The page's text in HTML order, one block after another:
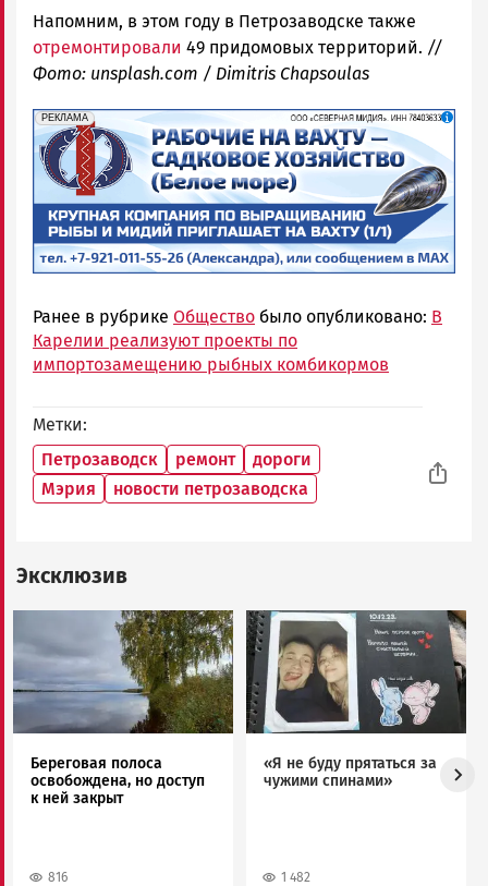
Напомним, в этом году в Петрозаводске также
отремонтировали 49 придомовых территорий. //
Фото: unsplash.com / Dimitris Chapsoulas
erid: 2SDnjf467GP
РЕКЛАМА
Реклама
Ранее в рубрике Общество было опубликовано: В
Карелии реализуют проекты по
импортозамещению рыбных комбикормов
Метки
Петрозаводск
ремонт
дороги
Мэрия
новости петрозаводска
Эксклюзив
Береговая полоса
освобождена, но доступ
к ней закрыт
816
Image
«Я не буду прятаться за
чужими спинами»
1 482